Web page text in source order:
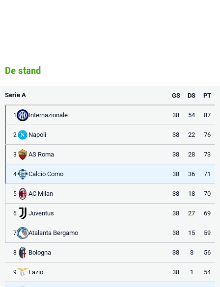
De stand
Serie A GS DS PT
1 Internazionale 38 54 87
2 Napoli 38 22 76
3 AS Roma 38 28 73
4 Calcio Como 38 36 71
5 AC Milan 38 18 70
6 Juventus 38 27 69
7 Atalanta Bergamo 38 15 59
8 Bologna 38 3 56
9 Lazio 38 1 54